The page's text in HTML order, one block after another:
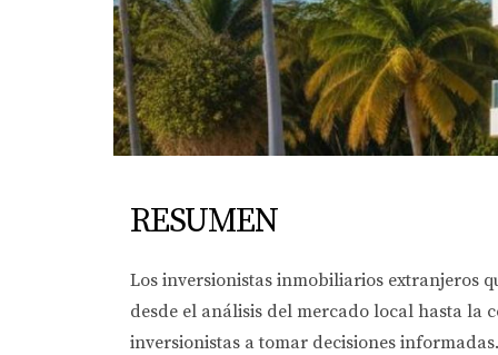
RESUMEN
Los inversionistas inmobiliarios extranjeros
desde el análisis del mercado local hasta la
inversionistas a tomar decisiones